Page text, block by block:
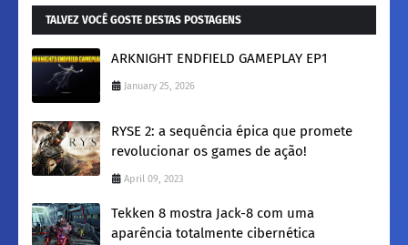
TALVEZ VOCÊ GOSTE DESTAS POSTAGENS
ARKNIGHT ENDFIELD GAMEPLAY EP1
January 25, 2026
RYSE 2: a sequência épica que promete
revolucionar os games de ação!
April 09, 2023
Tekken 8 mostra Jack-8 com uma
aparência totalmente cibernética